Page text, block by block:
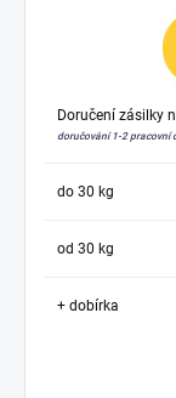
Doručení zásilky
doručování 1-2 pracovní
do 30 kg
od 30 kg
+ dobírka